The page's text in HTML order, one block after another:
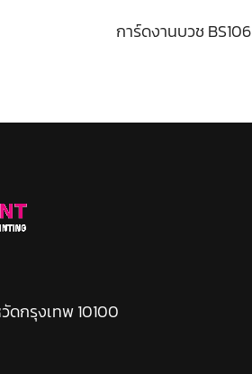
การ์ดงานบวช BS106
กรุงเทพ 10100